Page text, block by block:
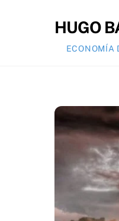
HUGO
ECONOMÍA